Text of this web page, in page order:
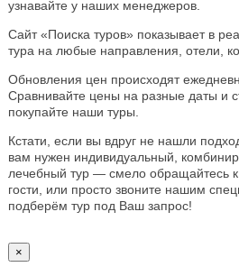
узнавайте у наших менеджеров.
Сайт «Поиска туров» показывает в
тура на любые направления, отели,
Обновления цен происходят
Сравнивайте цены на разные даты и
покупайте наши туры.
Кстати, если вы вдруг не нашли
вам нужен индивидуальный,
лечебный тур — смело обращайтесь
гости, или просто звоните нашим
подберём тур под Ваш запрос!
×